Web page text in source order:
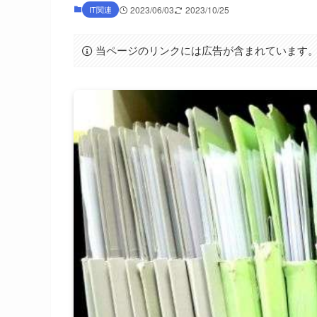
IT関連 2023/06/03 2023/10/25
当ページのリンクには広告が含まれています